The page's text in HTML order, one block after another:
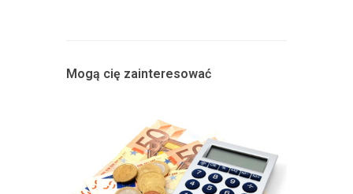
Mogą cię zainteresować